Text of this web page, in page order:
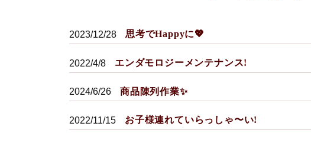
2023/12/28 思考でHappyに💖
2022/4/8 エンダモロジーメンテナンス!
2024/6/26 商品陳列作業✨
2022/11/15 お子様連れていらっしゃ〜い!